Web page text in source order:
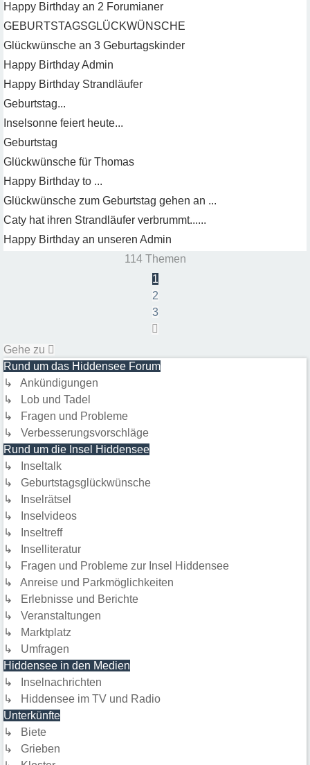
Happy Birthday an 2 Forumianer
GEBURTSTAGSGLÜCKWÜNSCHE
Glückwünsche an 3 Geburtagskinder
Happy Birthday Admin
Happy Birthday Strandläufer
Geburtstag...
Inselsonne feiert heute...
Geburtstag
Glückwünsche für Thomas
Happy Birthday to ...
Glückwünsche zum Geburtstag gehen an ...
Caty hat ihren Strandläufer verbrummt......
Happy Birthday an unseren Admin
114 Themen
1
2
3
Gehe zu
Rund um das Hiddensee Forum
↳ Ankündigungen
↳ Lob und Tadel
↳ Fragen und Probleme
↳ Verbesserungsvorschläge
Rund um die Insel Hiddensee
↳ Inseltalk
↳ Geburtstagsglückwünsche
↳ Inselrätsel
↳ Inselvideos
↳ Inseltreff
↳ Inselliteratur
↳ Fragen und Probleme zur Insel Hiddensee
↳ Anreise und Parkmöglichkeiten
↳ Erlebnisse und Berichte
↳ Veranstaltungen
↳ Marktplatz
↳ Umfragen
Hiddensee in den Medien
↳ Inselnachrichten
↳ Hiddensee im TV und Radio
Unterkünfte
↳ Biete
↳ Grieben